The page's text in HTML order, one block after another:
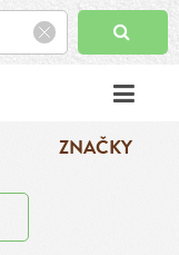
ZNAČKY